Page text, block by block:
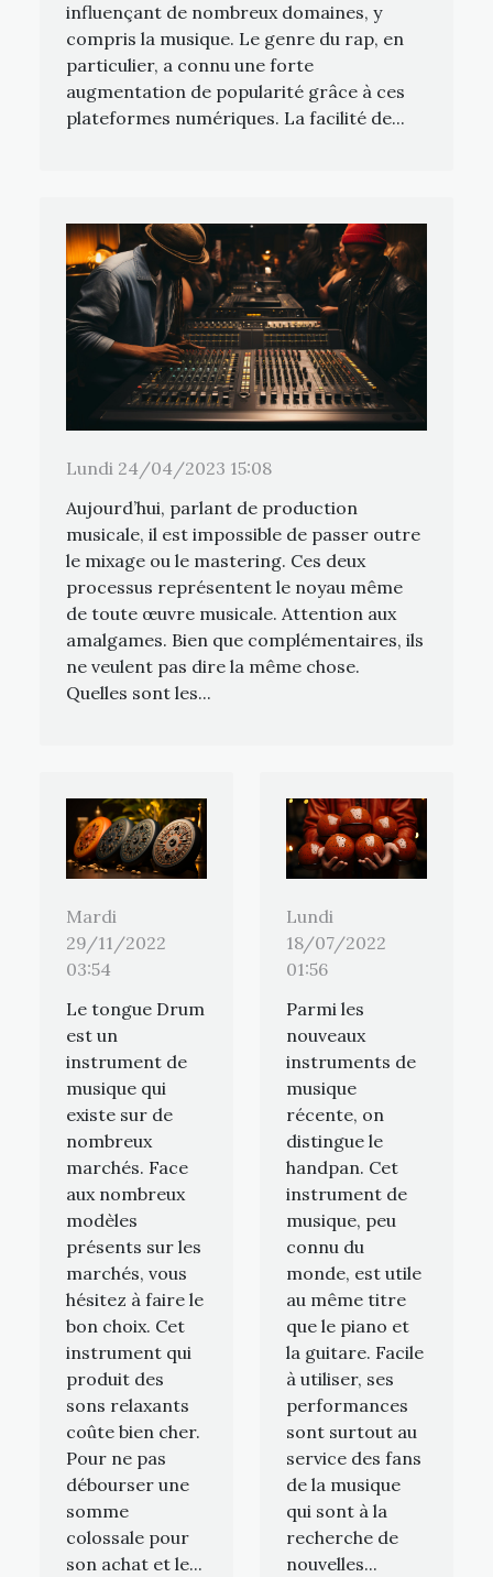
influençant de nombreux domaines, y
compris la musique. Le genre du rap, en
particulier, a connu une forte
augmentation de popularité grâce à ces
plateformes numériques. La facilité de...
Lundi 24/04/2023 15:08
Aujourd’hui, parlant de production
musicale, il est impossible de passer outre
le mixage ou le mastering. Ces deux
processus représentent le noyau même
de toute œuvre musicale. Attention aux
amalgames. Bien que complémentaires, ils
ne veulent pas dire la même chose.
Quelles sont les...
Mardi
29/11/2022
03:54
Le tongue Drum
est un
instrument de
musique qui
existe sur de
nombreux
marchés. Face
aux nombreux
modèles
présents sur les
marchés, vous
hésitez à faire le
bon choix. Cet
instrument qui
produit des
sons relaxants
coûte bien cher.
Pour ne pas
débourser une
somme
colossale pour
son achat et le...
Lundi
18/07/2022
01:56
Parmi les
nouveaux
instruments de
musique
récente, on
distingue le
handpan. Cet
instrument de
musique, peu
connu du
monde, est utile
au même titre
que le piano et
la guitare. Facile
à utiliser, ses
performances
sont surtout au
service des fans
de la musique
qui sont à la
recherche de
nouvelles...